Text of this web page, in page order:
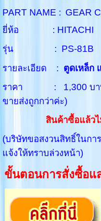
PART NAME : GEAR
ยี่ห้อ : HITACHI
รุ่น : PS-81B
รายละเอียด : ตูดเหล็ก
ราคา : 1,300 บาท
ขายส่งถูกกว่าค่ะ)
สินค้าซื้อแล้ว
(บริษัทขอสงวนสิทธิ์ในกา
แจ้งให้ทราบล่วงหน้า)
ขั้นตอนการสั่งซื้อแ